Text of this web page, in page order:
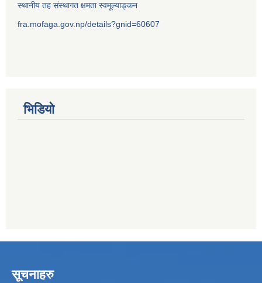
स्थानीय तह संस्थागत क्षमता स्वमूल्याङ्कन
fra.mofaga.gov.np/details?gnid=60607
भिडियो
सूचनाहरु